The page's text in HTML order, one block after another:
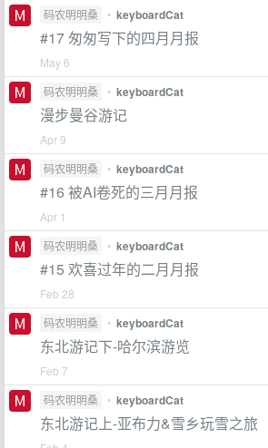
码农明明桑
• keyboardCat
#17 匆匆写下的四月月报
May 6
码农明明桑
• keyboardCat
漫步曼谷游记
Apr 9
码农明明桑
• keyboardCat
#16 被AI卷死的三月月报
Apr 1
码农明明桑
• keyboardCat
#15 欢喜过年的二月月报
Feb 28
码农明明桑
• keyboardCat
东北游记下-哈尔滨游览
Feb 7
码农明明桑
• keyboardCat
东北游记上-亚布力&雪乡玩雪之旅